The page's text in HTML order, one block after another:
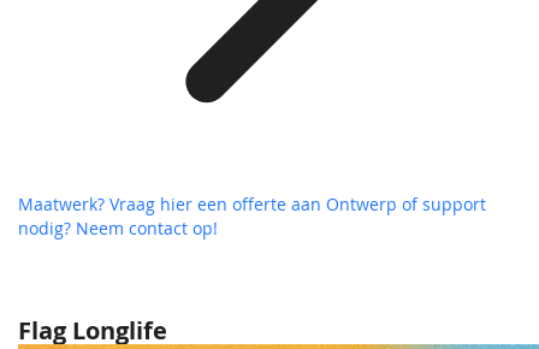
Flag Longlife
Maatwerk? Vraag hier een offerte aan Ontwerp of support
nodig? Neem contact op!